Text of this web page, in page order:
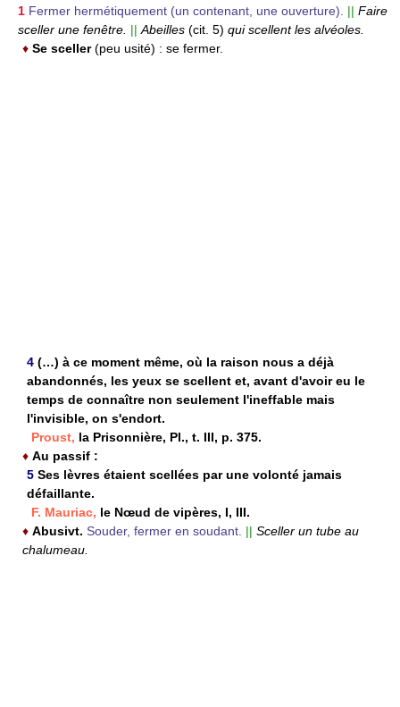
1 Fermer hermétiquement (un contenant, une ouverture). || Faire
sceller une fenêtre. || Abeilles (cit. 5) qui scellent les alvéoles.
♦ Se sceller (peu usité) : se fermer.
4 (…) à ce moment même, où la raison nous a déjà
abandonnés, les yeux se scellent et, avant d'avoir eu le
temps de connaître non seulement l'ineffable mais
l'invisible, on s'endort.
Proust, la Prisonnière, Pl., t. III, p. 375.
♦ Au passif :
5 Ses lèvres étaient scellées par une volonté jamais
défaillante.
F. Mauriac, le Nœud de vipères, I, III.
♦ Abusivt. Souder, fermer en soudant. || Sceller un tube au
chalumeau.